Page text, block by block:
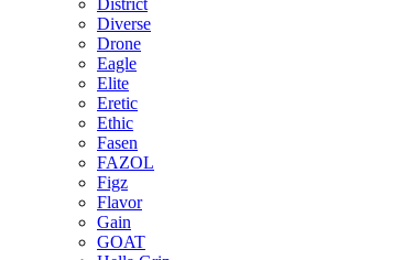
District
Diverse
Drone
Eagle
Elite
Eretic
Ethic
Fasen
FAZOL
Figz
Flavor
Gain
GOAT